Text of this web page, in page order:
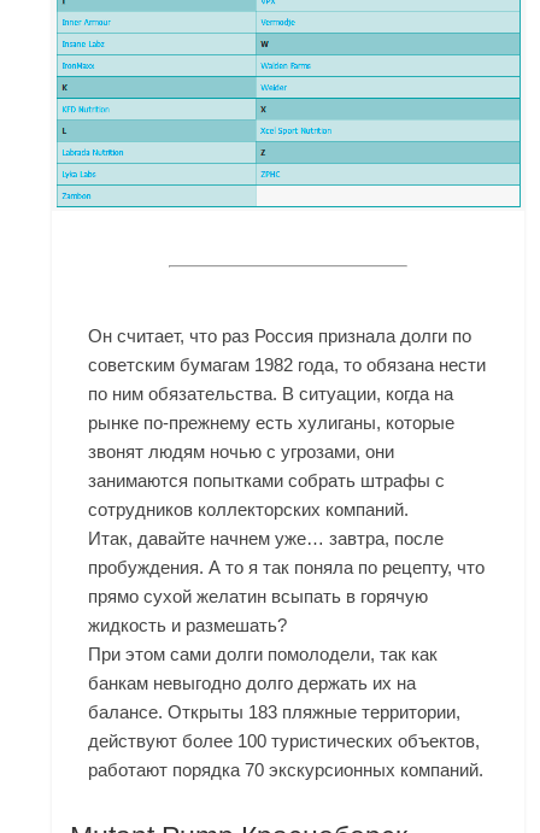
Он считает, что раз Россия признала долги по
советским бумагам 1982 года, то обязана нести
по ним обязательства. В ситуации, когда на
рынке по-прежнему есть хулиганы, которые
звонят людям ночью с угрозами, они
занимаются попытками собрать штрафы с
сотрудников коллекторских компаний.
Итак, давайте начнем уже… завтра, после
пробуждения. А то я так поняла по рецепту, что
прямо сухой желатин всыпать в горячую
жидкость и размешать?
При этом сами долги помолодели, так как
банкам невыгодно долго держать их на
балансе. Открыты 183 пляжные территории,
действуют более 100 туристических объектов,
работают порядка 70 экскурсионных компаний.